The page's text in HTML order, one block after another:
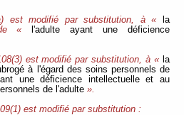
est modifié par substitution, à « la
« l'adulte ayant une déficience
est modifié par substitution, à « la
à l'égard des soins personnels de
une déficience intellectuelle et au
de l'adulte ».
est modifié par substitution :